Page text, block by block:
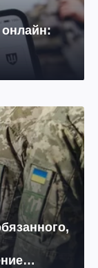
онлайн: